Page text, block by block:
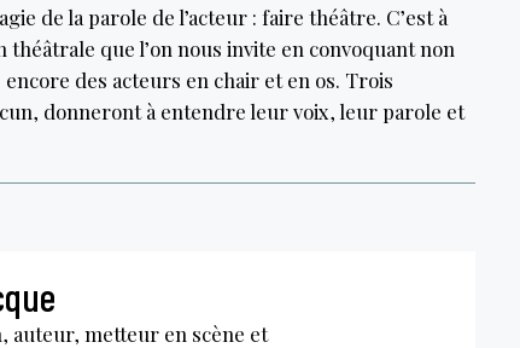
de la parole de l’acteur : faire théâtre. C’est à
que l’on nous invite en convoquant non
des acteurs en chair et en os. Trois
donneront à entendre leur voix, leur parole et
auteur, metteur en scène et